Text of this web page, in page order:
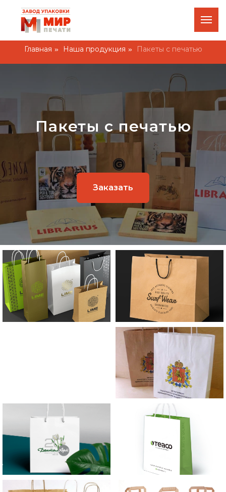
О
+7 924 200 20-43
Главная » Наша продукция » Пакеты с печатью
Пакеты с печатью
Заказать